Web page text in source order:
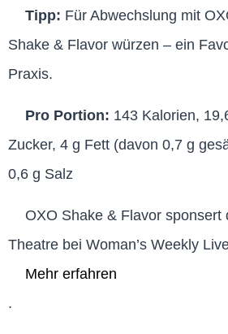
Tipp: Für Abwechslung mit
Shake & Flavor würzen – ein
Praxis.
Pro Portion: 143 Kalorien,
Zucker, 4 g Fett (davon 0,7 g
0,6 g Salz
OXO Shake & Flavor sponsert
Theatre bei Woman’s Weekly
Mehr erfahren
.